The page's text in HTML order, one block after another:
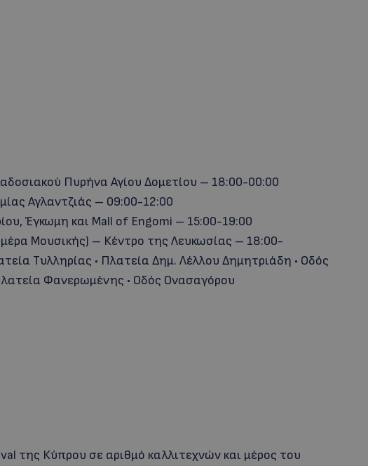
Πυρήνα Αγίου Δομετίου – 18:00-00:00
Αγλαντζιάς – 09:00-12:00
Έγκωμη και Mall of Engomi – 15:00-19:00
Μουσικής) – Κέντρο της Λευκωσίας – 18:00-
Τυλληρίας • Πλατεία Δημ. Λέλλου Δημητριάδη • Οδός
Φανερωμένης • Οδός Ονασαγόρου
της Κύπρου σε αριθμό καλλιτεχνών και μέρος του